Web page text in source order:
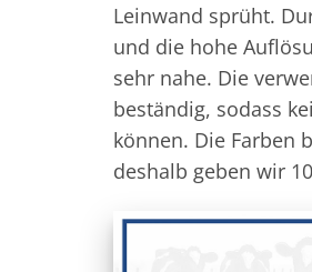
Leinwand sprüht.
und die hohe
sehr nahe. Die
beständig, sodass
können. Die Farben
deshalb geben wir